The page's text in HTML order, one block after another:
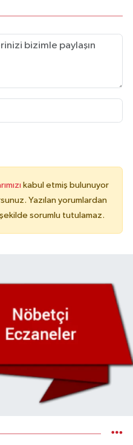
kabul etmiş bulunuyor
Yazılan yorumlardan
sorumlu tutulamaz.